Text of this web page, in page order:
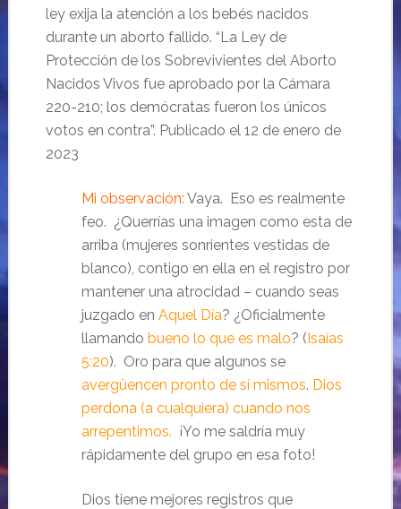
ley exija la atención a los bebés nacidos
durante un aborto fallido. “La Ley de
Protección de los Sobrevivientes del Aborto
Nacidos Vivos fue aprobado por la Cámara
220-210; los demócratas fueron los únicos
votos en contra”. Publicado el 12 de enero de
2023
Mi observación: Vaya. Eso es realmente
feo. ¿Querrías una imagen como esta de
arriba (mujeres sonrientes vestidas de
blanco), contigo en ella en el registro por
mantener una atrocidad – cuando seas
juzgado en Aquel Día? ¿Oficialmente
llamando bueno lo que es malo? (Isaías
5:20). Oro para que algunos se
avergüencen pronto de sí mismos. Dios
perdona (a cualquiera) cuando nos
arrepentimos. ¡Yo me saldría muy
rápidamente del grupo en esa foto!
Dios tiene mejores registros que